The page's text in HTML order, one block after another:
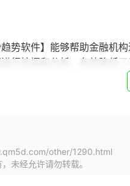
势软件】能够帮助金融机
行挖掘和分析，有效降低了
行为进行挖掘，实现了个性
other/1290.html
未经允许请勿转载。